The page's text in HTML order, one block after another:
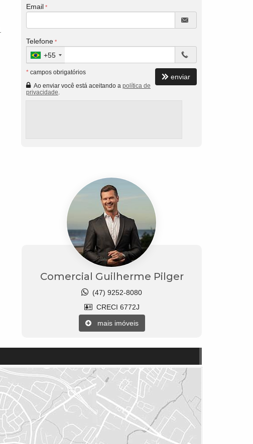
Email
Telefone
+55
* campos obrigatórios
Ao enviar você está aceitando a política de
privacidade
enviar
Comercial Guilherme Pilger
(47) 9252-8080
CRECI 6772J
mais imóveis